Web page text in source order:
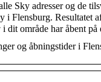
Sky adresser og de
i Flensburg. Resultatet
dit område har åbent
og åbningstider i